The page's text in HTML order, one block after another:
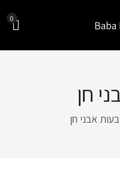
0
חן
אבני חן